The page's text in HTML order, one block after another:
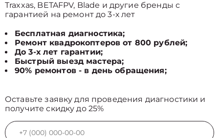
Traxxas, BETAFPV, Blade и другие бренды с
гарантией на ремонт до 3-х лет
Бесплатная диагностика;
Ремонт квадрокоптеров от 800 рублей;
До 3-х лет гарантии;
Быстрый выезд мастера;
90% ремонтов - в день обращения;
Оставьте заявку для проведения диагностики и
получите скидку до 25%